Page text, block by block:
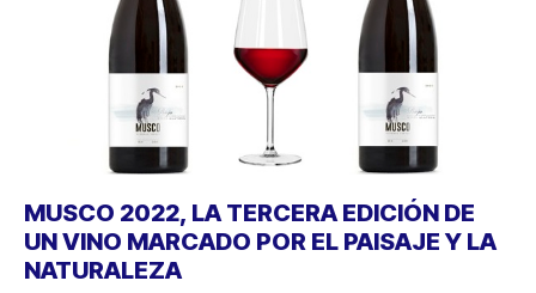
MUSCO 2022, LA TERCERA EDICIÓN DE
UN VINO MARCADO POR EL PAISAJE Y LA
NATURALEZA